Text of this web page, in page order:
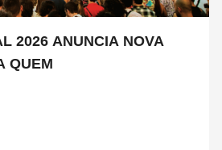
2026 ANUNCIA NOVA
QUEM